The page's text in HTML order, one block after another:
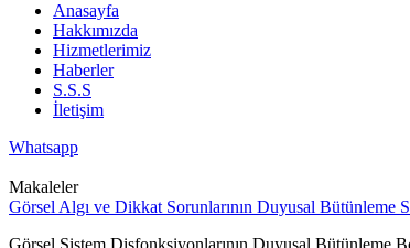
Anasayfa
Hakkımızda
Hizmetlerimiz
Haberler
S.S.S
İletişim
Whatsapp
Makaleler
Görsel Algı ve Dikkat Sorunlarının Duyusal Bütünleme
Görsel Sistem Disfonksiyonlarının Duyusal Bütünleme